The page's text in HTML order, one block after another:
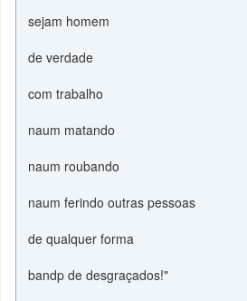
sejam homem
de verdade
com trabalho
naum matando
naum roubando
naum ferindo outras pessoas
de qualquer forma
bandp de desgraçados!"